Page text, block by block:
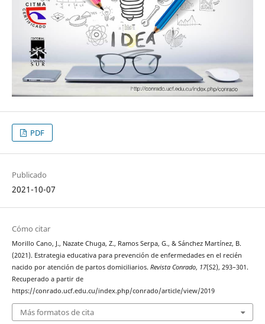
PDF
Publicado
2021-10-07
Cómo citar
Morillo Cano, J., Nazate Chuga, Z., Ramos Serpa, G., & Sánchez Martínez, B.
(2021). Estrategia educativa para prevención de enfermedades en el recién
nacido por atención de partos domiciliarios. Revista Conrado, 17(S2), 293–301.
Recuperado a partir de
https://conrado.ucf.edu.cu/index.php/conrado/article/view/2019
Más formatos de cita